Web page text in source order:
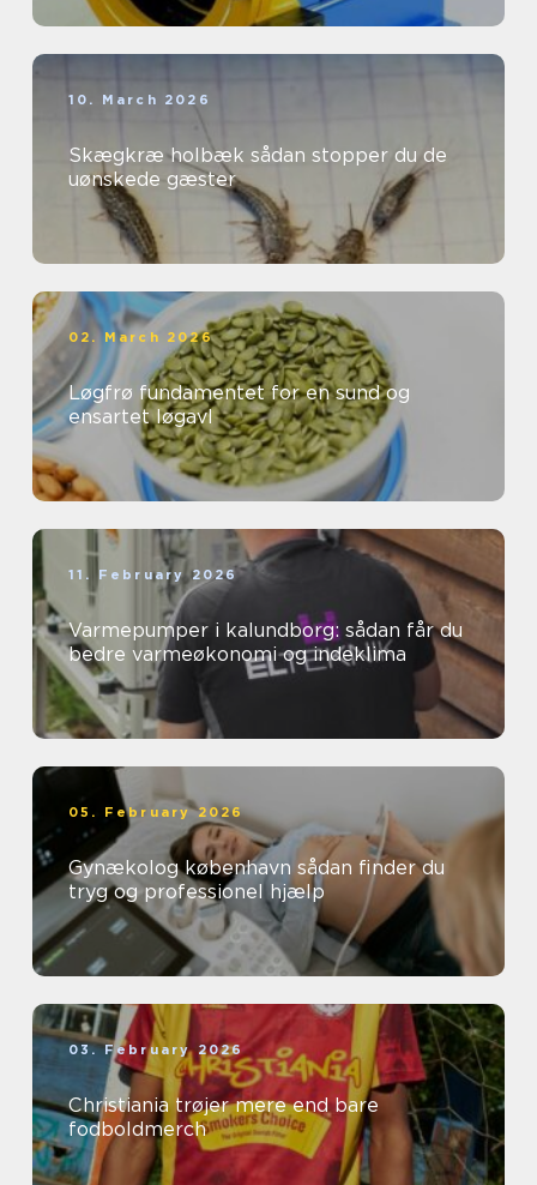
10. March 2026
Skægkræ holbæk sådan stopper du de
uønskede gæster
02. March 2026
Løgfrø fundamentet for en sund og
ensartet løgavl
11. February 2026
Varmepumper i kalundborg: sådan får du
bedre varmeøkonomi og indeklima
05. February 2026
Gynækolog københavn sådan finder du
tryg og professionel hjælp
03. February 2026
Christiania trøjer mere end bare
fodboldmerch